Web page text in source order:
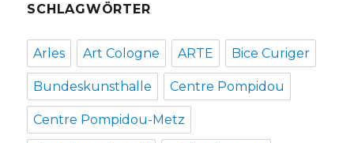
SCHLAGWÖRTER
Arles Art Cologne ARTE Bice Curiger
Bundeskunsthalle Centre Pompidou
Centre Pompidou-Metz